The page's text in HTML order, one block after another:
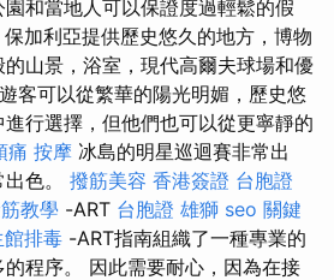
和當地人可以保證度過輕鬆的假
保加利亞提供歷史悠久的地方，博物
山景，浴室，現代高爾夫球場和優
遊客可以從繁華的陽光明媚，歷史悠
行選擇，但他們也可以從更寧靜的
痛 按摩 冰島的明星巡迴賽非常出
色。 撥筋美容 香港簽證 台胞證
教學 -ART 台胞證 雄獅 seo 關鍵
館排毒 -ART指南組織了一種專業的
程序。 因此需要耐心，因為在接